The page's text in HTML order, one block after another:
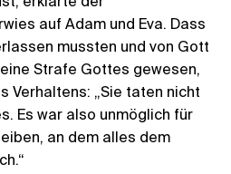
auf Adam und Eva. Dass
mussten und von Gott
Strafe Gottes gewesen,
Verhaltens: „Sie taten nicht
Es war also unmöglich für
an dem alles dem